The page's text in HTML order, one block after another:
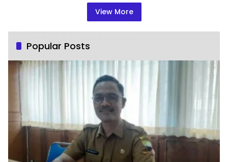
View More
Popular Posts